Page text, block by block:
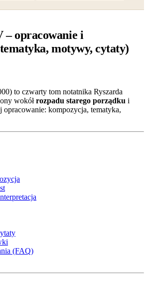
opracowanie i
motywy, cytaty)
to czwarty tom notatnika Ryszarda
wokółrozpadu starego porządku i
opracowanie: kompozycja, tematyka,
(FAQ)